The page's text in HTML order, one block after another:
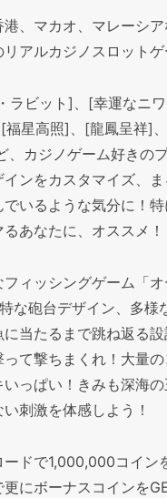
、マカオ、マレーシ
アルカジノスロットゲ
ラビット]、[幸運なニワ
福星高照]、[龍鳳呈祥]
、カジノゲーム好きの
ンをカスタマイズ、
いるような気分に！特
るあなたに、オススメ！
ィッシングゲーム「
な砲台デザイン、多様
当たるまで跳ね返る
て撃ちまくれ！大量
っぱい！きみも深海の
刺激を体感しよう！
ドで1,000,000コイン
にボーナスコインを